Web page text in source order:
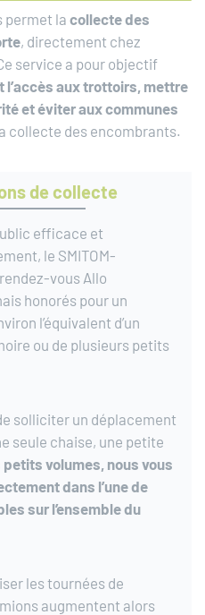
permet la collecte des
, directement chez
service a pour objectif
l’accès aux trottoirs, mettre
et éviter aux communes
collecte des encombrants.
de collecte
efficace et
le SMITOM-
vous Allo
honorés pour un
l’équivalent d’un
ou de plusieurs petits
solliciter un déplacement
seule chaise, une petite
petits volumes, nous vous
dans l’une de
sur l’ensemble du
les tournées de
augmentent alors